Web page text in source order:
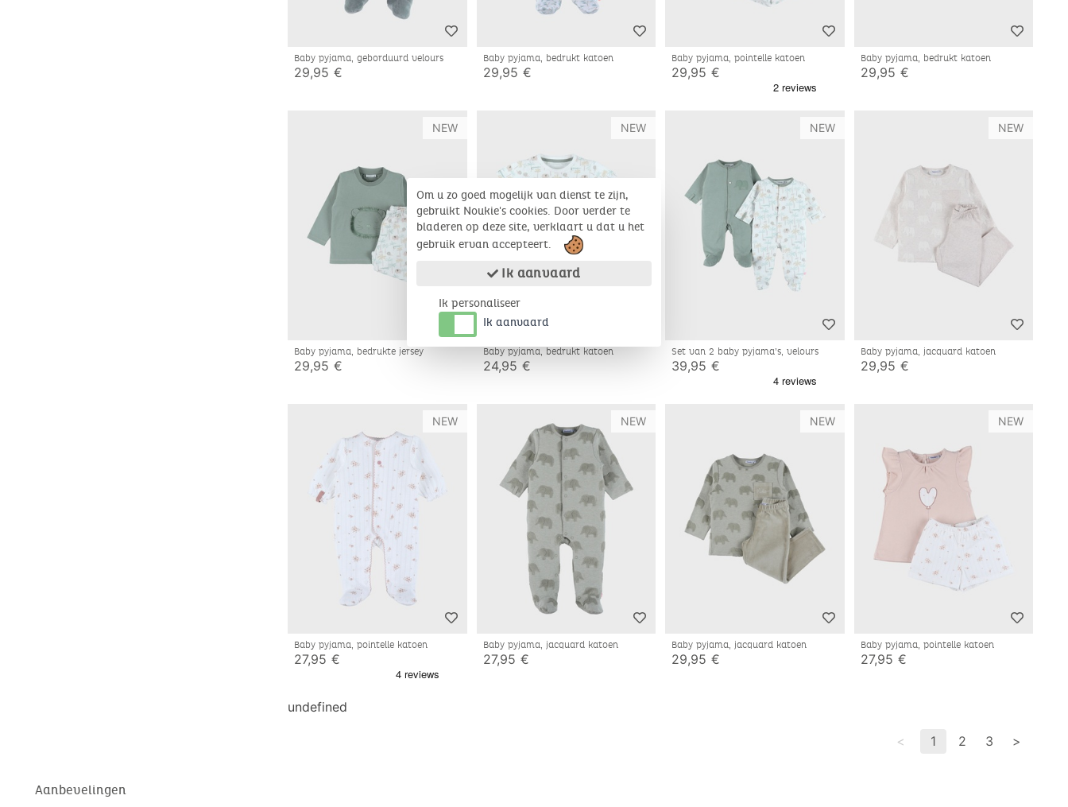
Baby pyjama, geborduurd velours
29,95 €
Baby pyjama, bedrukt katoen
29,95 €
Baby pyjama, pointelle katoen
29,95 €
Baby pyjama, bedrukt katoen
29,95 €
NEW
Baby pyjama, bedrukte jersey
29,95 €
NEW
Baby pyjama, bedrukt katoen
24,95 €
NEW
Set van 2 baby pyjama’s, velours
39,95 €
NEW
Baby pyjama, jacquard katoen
29,95 €
NEW
Baby pyjama, pointelle katoen
27,95 €
NEW
Baby pyjama, jacquard katoen
27,95 €
NEW
Baby pyjama, jacquard katoen
29,95 €
NEW
Baby pyjama, pointelle katoen
27,95 €
undefined
< 1 2 3 >
Aanbevelingen
Om u zo goed mogelijk van dienst te zijn,
gebruikt Noukie's cookies. Door verder te
bladeren op deze site, verklaart u dat u het
gebruik ervan accepteert.
Ik aanvaard
Ik personaliseer
Ik aanvaard